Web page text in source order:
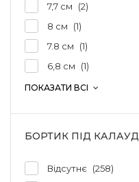
6,8 см 1
7,7 см 2
7.8 см 1
8 см 1
ПОКАЗАТИ ВСІ
БОРТИК ПІД КАЛАУД
Відсутнє 258